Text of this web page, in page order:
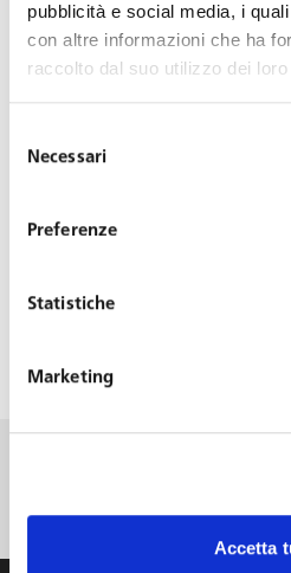
pubblicità e social media, i
con altre informazioni che ha
raccolto dal suo utilizzo dei
delNecessari
Preferenze
Statistiche
Marketing
Accetta
La disciplina dei licenziamenti
disciplina
Vedi tutti gli